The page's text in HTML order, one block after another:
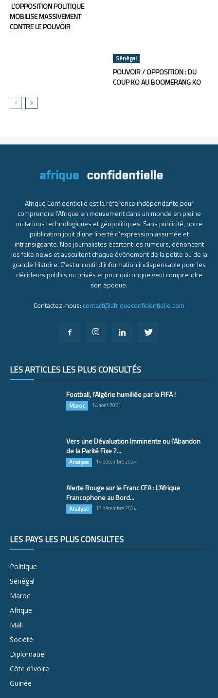
L’OPPOSITION POLITIQUE
MOBILISE MASSIVEMENT
CONTRE LE POUVOIR
Sénégal
POUVOIR / OPPOSITION : DU
COUP KO AU BOOMERANG KO
Afrique Confidentielle est la référence indépendante pour
comprendre l’Afrique en mouvement dans un monde en pleine
mutations technologiques et géopolitiques. Sans publicité, notre
publication jouit d’une liberté d’expression assumée et
intransigeante. Nos journalistes écartent les rumeurs, dénoncent
les fake news et auscultent chaque événement de la petite ou de la
grande Histoire. C’est un outil d’information indispensable pour les
décideurs publics ou privés et pour quiconque veut comprendre
son époque.
Contactez-nous: contact@afriqueconfidentielle.com
LES ARTICLES LES PLUS CONSULTÉS
Football, l’Algérie humiliée par la FIFA !
Maroc 14 août 2021
Vers une Dévaluation Imminente ou l’Abandon
de la Parité Fixe ?...
Analyse 14 décembre 2024
Alerte Rouge sur le Franc CFA : L’Afrique
Francophone au Bord...
Analyse 15 décembre 2024
LES PAYS LES PLUS CONSULTÉS
Politique
Sénégal
Maroc
Afrique
Mali
Société
Diplomatie
Côte d’Ivoire
Guinée